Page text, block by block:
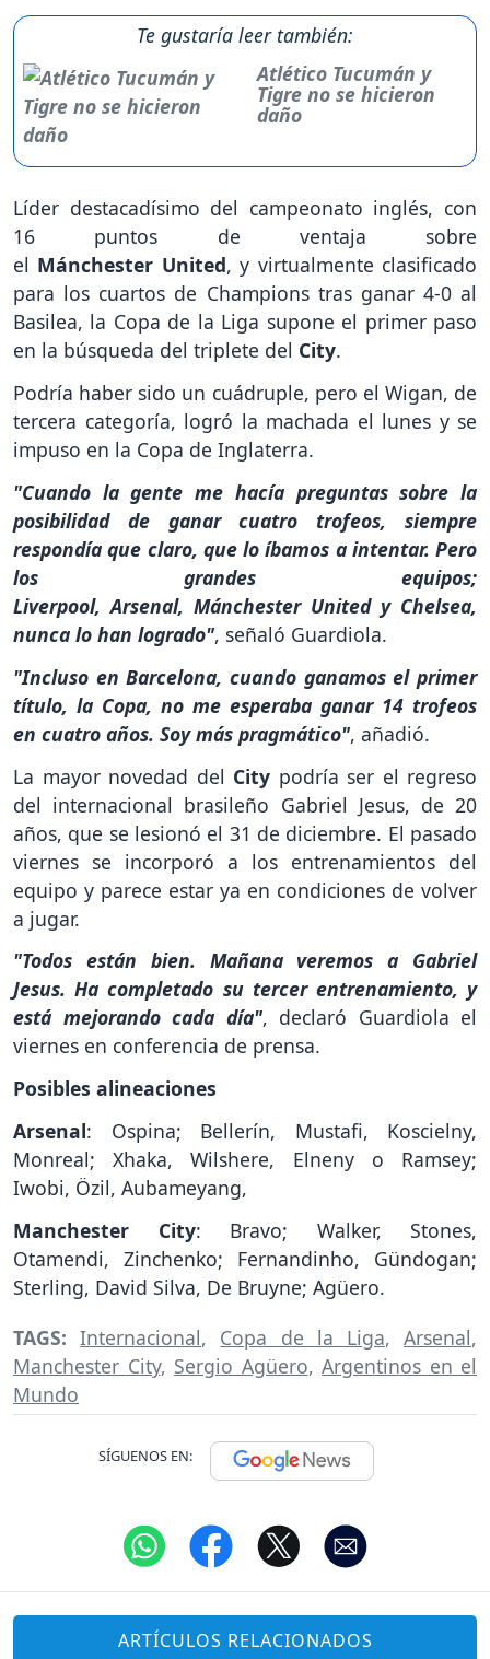
Te gustaría leer también:
Atlético Tucumán y
Tigre no se hicieron
daño
Líder destacadísimo del campeonato inglés, con
16 puntos de ventaja sobre
el Mánchester United, y virtualmente clasificado
para los cuartos de Champions tras ganar 4-0 al
Basilea, la Copa de la Liga supone el primer paso
en la búsqueda del triplete del City.
Podría haber sido un cuádruple, pero el Wigan, de
tercera categoría, logró la machada el lunes y se
impuso en la Copa de Inglaterra.
"Cuando la gente me hacía preguntas sobre la
posibilidad de ganar cuatro trofeos, siempre
respondía que claro, que lo íbamos a intentar. Pero
los grandes equipos;
Liverpool, Arsenal, Mánchester United y Chelsea,
nunca lo han logrado", señaló Guardiola.
"Incluso en Barcelona, cuando ganamos el primer
título, la Copa, no me esperaba ganar 14 trofeos
en cuatro años. Soy más pragmático", añadió.
La mayor novedad del City podría ser el regreso
del internacional brasileño Gabriel Jesus, de 20
años, que se lesionó el 31 de diciembre. El pasado
viernes se incorporó a los entrenamientos del
equipo y parece estar ya en condiciones de volver
a jugar.
"Todos están bien. Mañana veremos a Gabriel
Jesus. Ha completado su tercer entrenamiento, y
está mejorando cada día", declaró Guardiola el
viernes en conferencia de prensa.
Posibles alineaciones
Arsenal: Ospina; Bellerín, Mustafi, Koscielny,
Monreal; Xhaka, Wilshere, Elneny o Ramsey;
Iwobi, Özil, Aubameyang,
Manchester City: Bravo; Walker, Stones,
Otamendi, Zinchenko; Fernandinho, Gündogan;
Sterling, David Silva, De Bruyne; Agüero.
TAGS:Internacional, Copa de la Liga,Arsenal,
Manchester City, Sergio Agüero, Argentinos en el
Mundo
SÍGUENOS EN:
ARTÍCULOS RELACIONADOS